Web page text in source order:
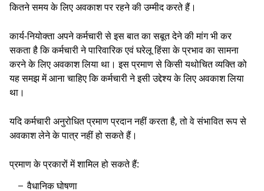
कितने समय के लिए अवकाश पर रहने की उम्मीद करते हैं।
कार्य-नियोक्ता अपने कर्मचारी से इस बात का सबूत देने की मांग भी कर
सकता है कि कर्मचारी ने पारिवारिक एवं घरेलू हिंसा के प्रभाव का सामना
करने के लिए अवकाश लिया था। इस प्रमाण से किसी यथोचित व्यक्ति को
यह समझ में आना चाहिए कि कर्मचारी ने इसी उद्देश्य के लिए अवकाश लिया
था।
यदि कर्मचारी अनुरोधित प्रमाण प्रदान नहीं करता है, तो वे संभावित रूप से
अवकाश लेने के पात्र नहीं हो सकते हैं।
प्रमाण के प्रकारों में शामिल हो सकते हैं:
वैधानिक घोषणा